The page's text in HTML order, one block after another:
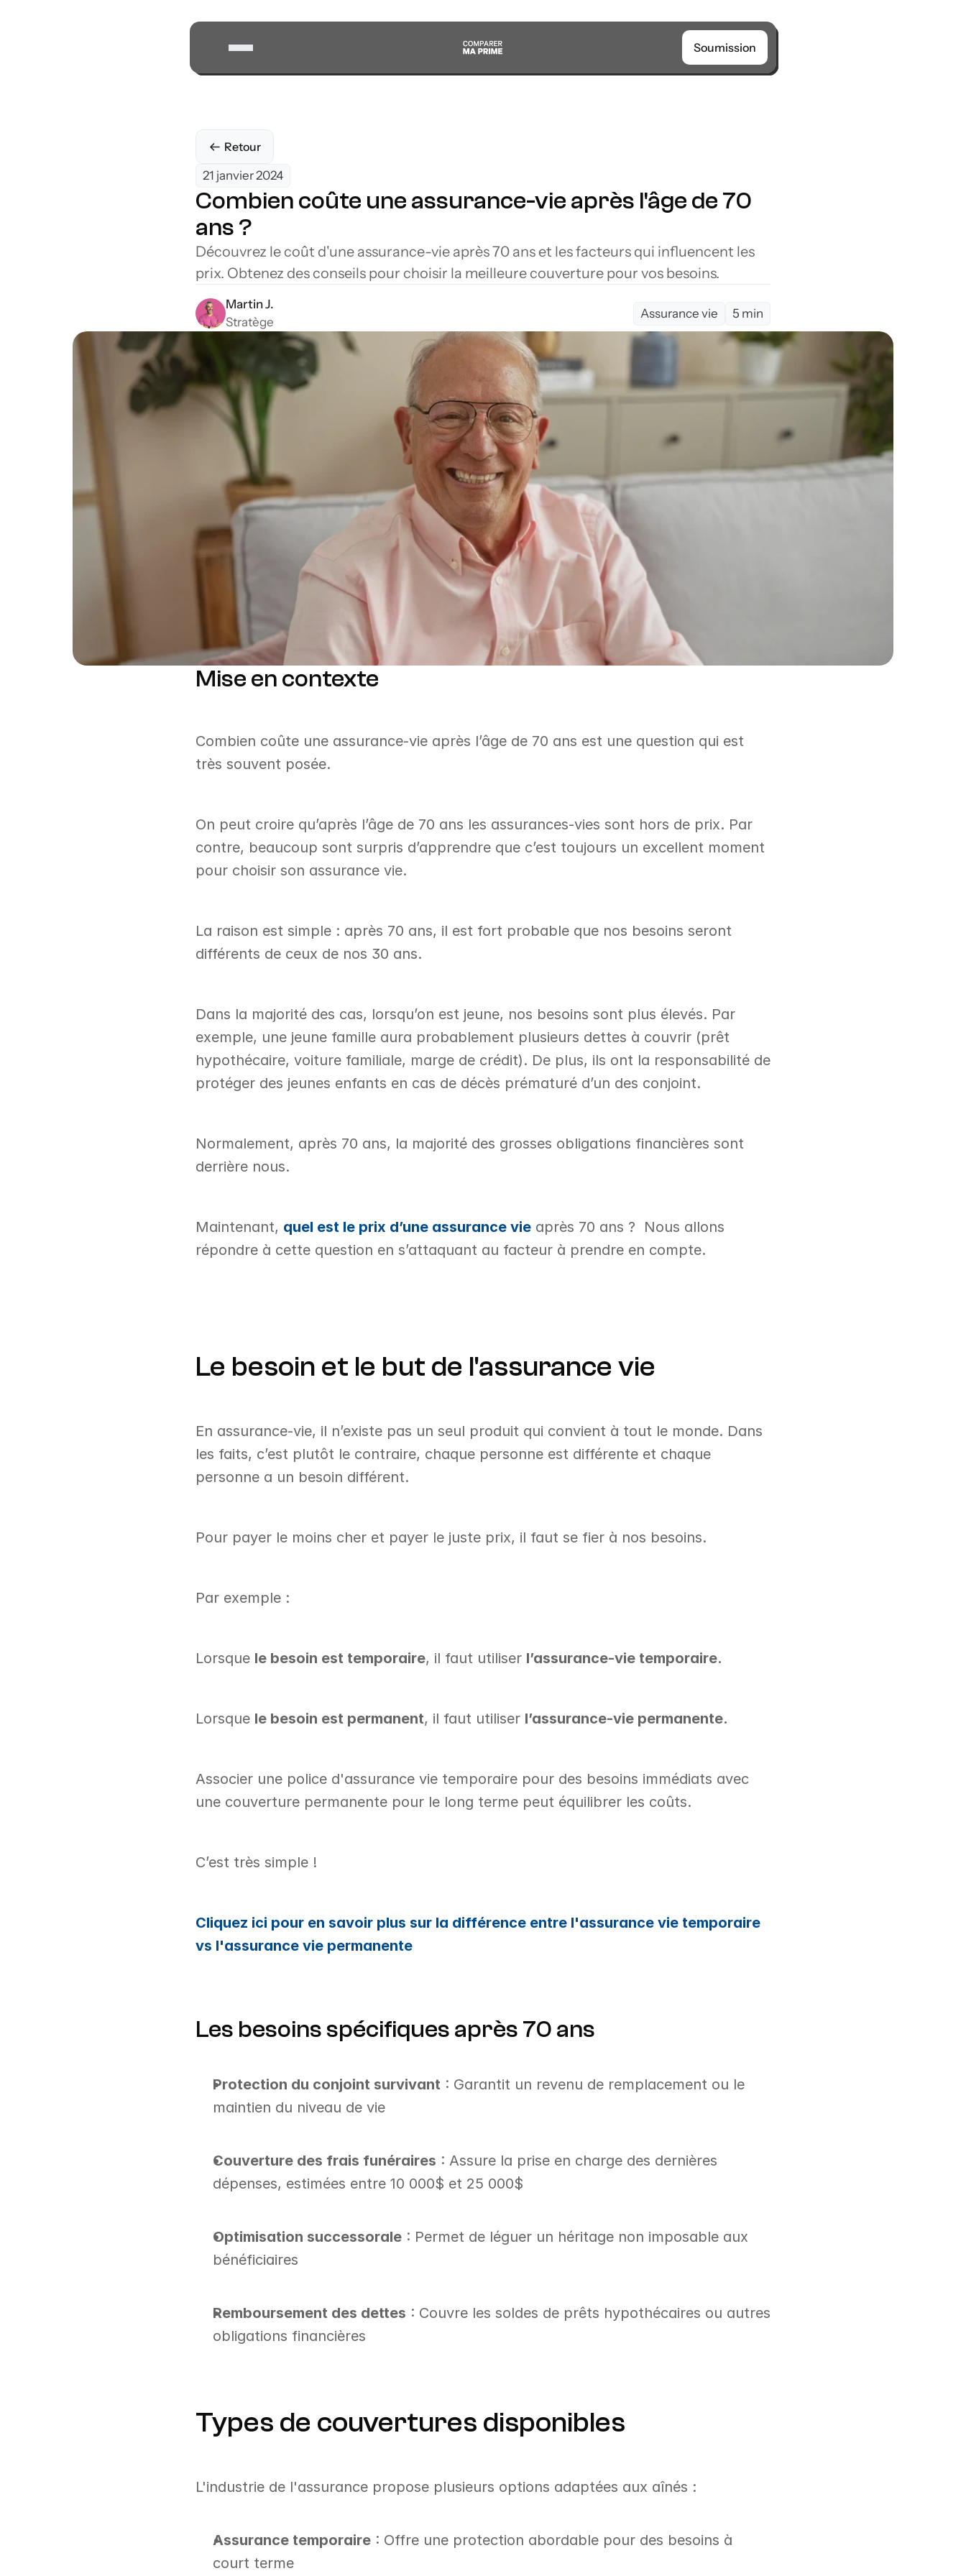
Soumission
Retour
21 janvier 2024
Combien coûte une assurance-vie après l'âge de 70
ans ?
Découvrez le coût d'une assurance-vie après 70 ans et les facteurs qui influencent les
prix. Obtenez des conseils pour choisir la meilleure couverture pour vos besoins.
Martin J.
Stratège
Assurance vie 5 min
Mise en contexte
Combien coûte une assurance-vie après l’âge de 70 ans est une question qui est
très souvent posée.
On peut croire qu’après l’âge de 70 ans les assurances-vies sont hors de prix. Par
contre, beaucoup sont surpris d’apprendre que c’est toujours un excellent moment
pour choisir son assurance vie.
La raison est simple : après 70 ans, il est fort probable que nos besoins seront
différents de ceux de nos 30 ans.
Dans la majorité des cas, lorsqu’on est jeune, nos besoins sont plus élevés. Par
exemple, une jeune famille aura probablement plusieurs dettes à couvrir (prêt
hypothécaire, voiture familiale, marge de crédit). De plus, ils ont la responsabilité de
protéger des jeunes enfants en cas de décès prématuré d’un des conjoint.
Normalement, après 70 ans, la majorité des grosses obligations financières sont
derrière nous.
Maintenant, quel est le prix d’une assurance vie après 70 ans ?  Nous allons
répondre à cette question en s’attaquant au facteur à prendre en compte.
Le besoin et le but de l'assurance vie
En assurance-vie, il n’existe pas un seul produit qui convient à tout le monde. Dans
les faits, c’est plutôt le contraire, chaque personne est différente et chaque
personne a un besoin différent.
Pour payer le moins cher et payer le juste prix, il faut se fier à nos besoins.
Par exemple :
Lorsque le besoin est temporaire, il faut utiliser l’assurance-vie temporaire.
Lorsque le besoin est permanent, il faut utiliser l’assurance-vie permanente.
Associer une police d'assurance vie temporaire pour des besoins immédiats avec
une couverture permanente pour le long terme peut équilibrer les coûts.
C’est très simple !
Cliquez ici pour en savoir plus sur la différence entre l'assurance vie temporaire
vs l'assurance vie permanente
Les besoins spécifiques après 70 ans
Protection du conjoint survivant : Garantit un revenu de remplacement ou le
maintien du niveau de vie
Couverture des frais funéraires : Assure la prise en charge des dernières
dépenses, estimées entre 10 000$ et 25 000$
Optimisation successorale : Permet de léguer un héritage non imposable aux
bénéficiaires
Remboursement des dettes : Couvre les soldes de prêts hypothécaires ou autres
obligations financières
Types de couvertures disponibles
L'industrie de l'assurance propose plusieurs options adaptées aux aînés :
Assurance temporaire : Offre une protection abordable pour des besoins à
court terme